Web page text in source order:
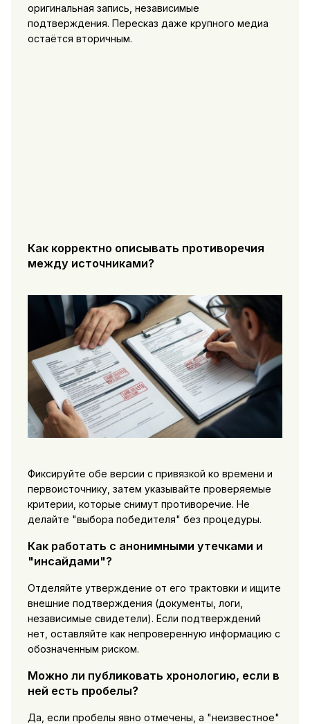
оригинальная запись, независимые
подтверждения. Пересказ даже крупного медиа
остаётся вторичным.
Как корректно описывать противоречия
между источниками?
Фиксируйте обе версии с привязкой ко времени и
первоисточнику, затем указывайте проверяемые
критерии, которые снимут противоречие. Не
делайте "выбора победителя" без процедуры.
Как работать с анонимными утечками и
"инсайдами"?
Отделяйте утверждение от его трактовки и ищите
внешние подтверждения (документы, логи,
независимые свидетели). Если подтверждений
нет, оставляйте как непроверенную информацию с
обозначенным риском.
Можно ли публиковать хронологию, если в
ней есть пробелы?
Да, если пробелы явно отмечены, а "неизвестное"